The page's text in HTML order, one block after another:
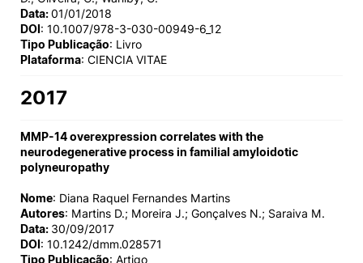
Data:01/01/2018
DOI: 10.1007/978-3-030-00949-6_12
Tipo Publicação: Livro
Plataforma: CIENCIA VITAE
2017
MMP-14 overexpression correlates with the
neurodegenerative process in familial amyloidotic
polyneuropathy
Nome: Diana Raquel Fernandes Martins
Autores: Martins D.; Moreira J.; Gonçalves N.; Saraiva M.
Data: 30/09/2017
DOI: 10.1242/dmm.028571
Tipo Publicação: Artigo